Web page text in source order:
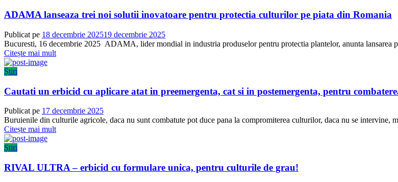
ADAMA lanseaza trei noi solutii inovatoare pentru protectia culturilor pe piata din Romania
Publicat pe 18 decembrie 202519 decembrie 2025
Bucuresti, 16 decembrie 2025 ADAMA, lider mondial in industria produselor pentru protectia plantelor, anunta lansarea
Citește mai mult
Știri
Cautati un erbicid cu aplicare atat in preemergenta, cat si in postemergenta, pentru
Publicat pe 17 decembrie 2025
Buruienile din culturile agricole, daca nu sunt combatute pot duce pana la compromiterea culturilor, daca nu se intervine,
Citește mai mult
Știri
RIVAL ULTRA – erbicid cu formulare unica, pentru culturile de grau!